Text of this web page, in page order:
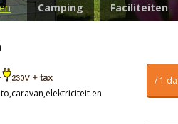
Camping Faciliteiten
/ 1
en